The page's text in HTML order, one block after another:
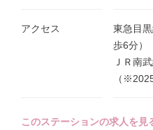
アクセス
東急目
歩6分）
ＪＲ南
（
このステーションの求人を見